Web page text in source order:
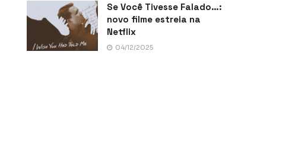
Se Você Tivesse Falado…:
novo filme estreia na
Netflix
04/12/2025